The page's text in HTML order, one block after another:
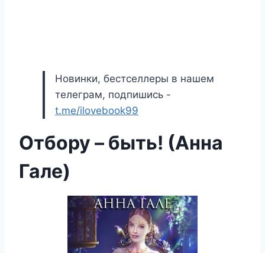
Новинки, бестселлеры в нашем
телеграм, подпишись -
t.me/ilovebook99
Отбору – быть! (Анна
Гале)